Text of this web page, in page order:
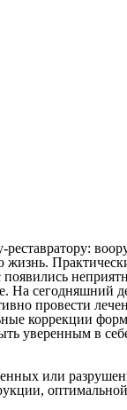
реставратору:
жизнь.
появились
На сегодняшний
провести
коррекции
уверенным в
или